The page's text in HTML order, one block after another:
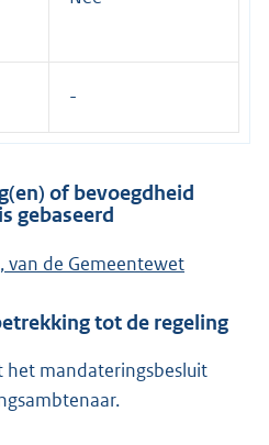
of bevoegdheid
gebaseerd
de Gemeentewet
tot de regeling
het mandateringsbesluit